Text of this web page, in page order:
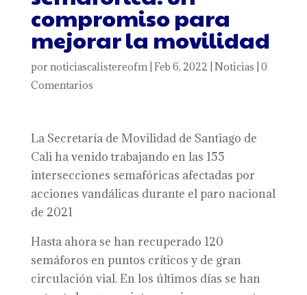
compromiso para
mejorar la movilidad
por noticiascalistereofm| Feb 6, 2022 Noticias 0
Comentarios
La Secretaría de Movilidad de Santiago de
Cali ha venido trabajando en las 155
intersecciones semafóricas afectadas por
acciones vandálicas durante el paro nacional
de 2021
Hasta ahora se han recuperado 120
semáforos en puntos críticos y de gran
circulación vial. En los últimos días se han